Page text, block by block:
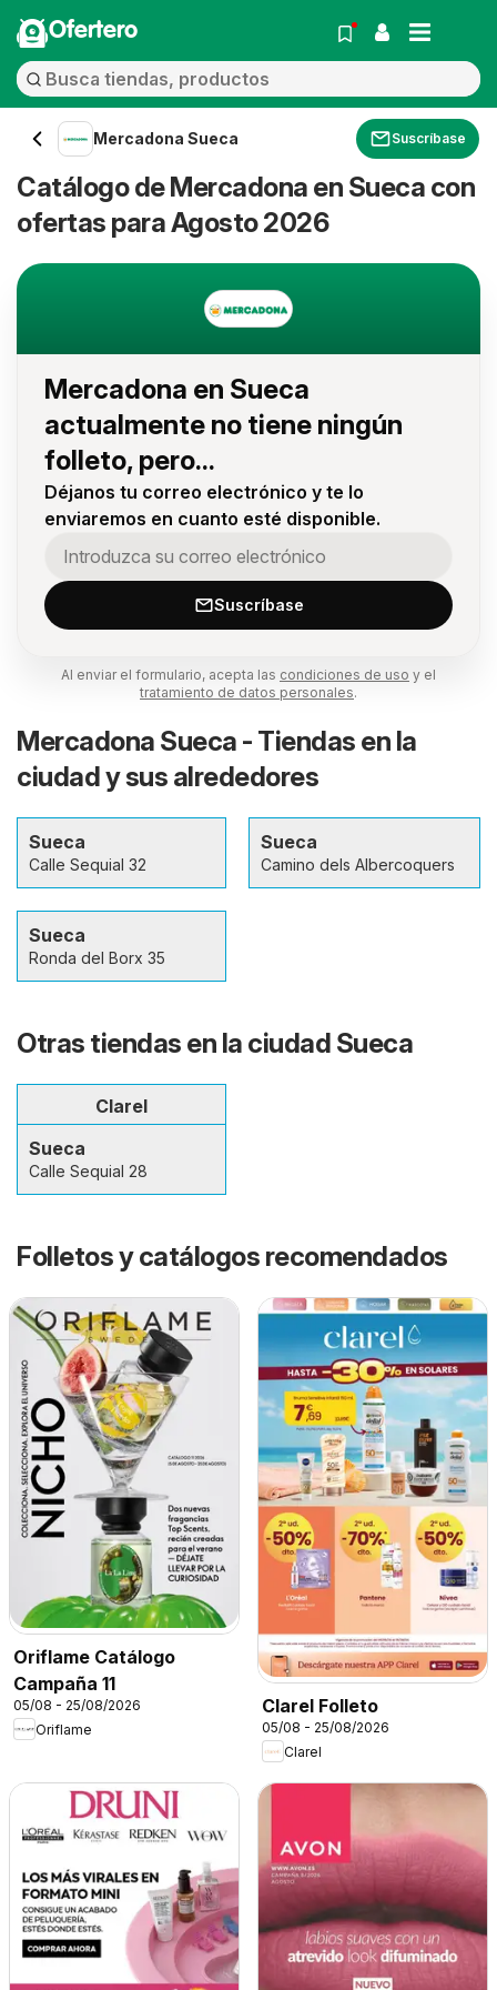
Ofertero
Mercadona Sueca Suscríbase
Catálogo de Mercadona en Sueca con
ofertas para Agosto 2026
Mercadona en Sueca
actualmente no tiene ningún
folleto, pero...
Déjanos tu correo electrónico y te lo
enviaremos en cuanto esté disponible.
Suscríbase
Al enviar el formulario, acepta las condiciones de uso y el
tratamiento de datos personales.
Mercadona Sueca - Tiendas en la
ciudad y sus alrededores
Sueca
Calle Sequial 32
Sueca
Camino dels Albercoquers
Sueca
Ronda del Borx 35
Otras tiendas en la ciudad Sueca
Clarel
Sueca
Calle Sequial 28
Folletos y catálogos recomendados
Oriflame Catálogo
Campaña 11
05/08 - 25/08/2026
Oriflame
Clarel Folleto
05/08 - 25/08/2026
Clarel